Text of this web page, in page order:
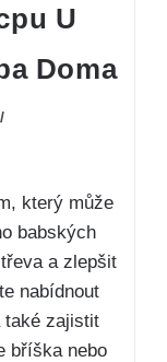
U
Doma
který může
babských
a zlepšit
nabídnout
také zajistit
bříška nebo